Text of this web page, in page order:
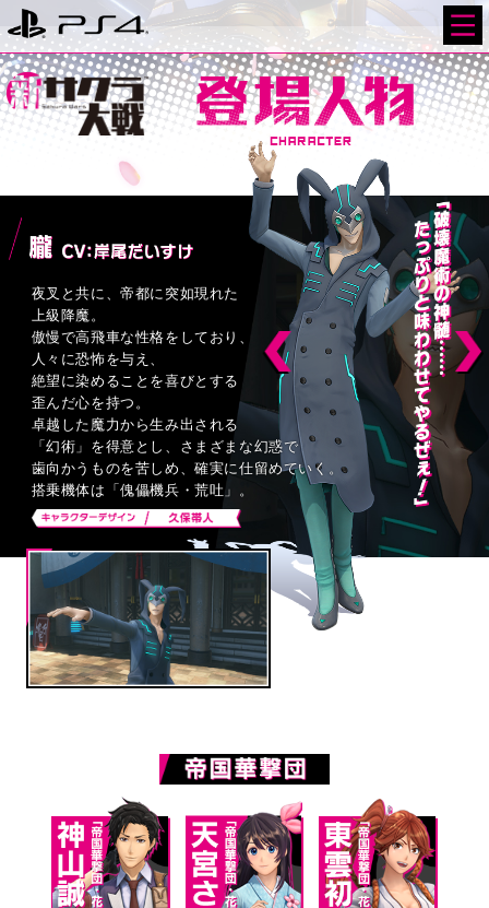
夜叉と共に、帝都に突如現れた
上級降魔。
傲慢で高飛車な性格をしており、
人々に恐怖を与え、
絶望に染めることを喜びとする
歪んだ心を持つ。
卓越した魔力から生み出される
「幻術」を得意とし、 さまざまな幻惑で
歯向かうものを苦しめ、確実に仕留めていく。
搭乗機体は「傀儡機兵・荒吐」。